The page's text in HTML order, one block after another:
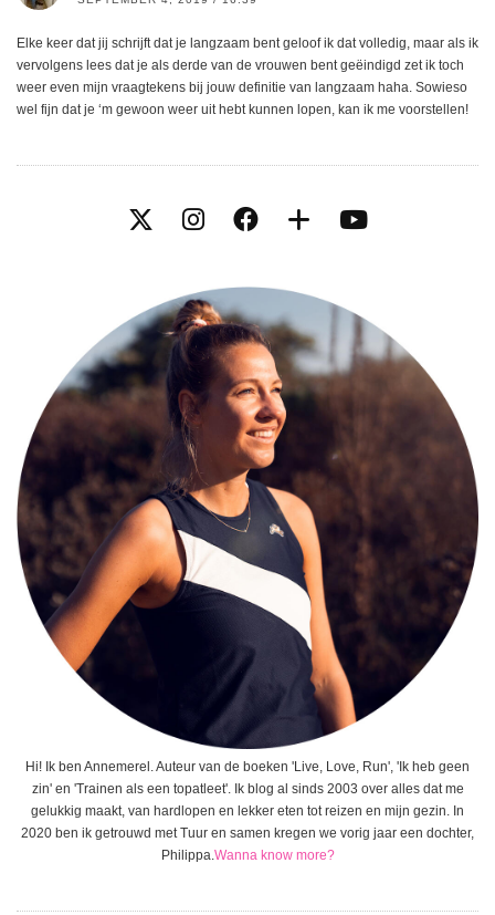
Elke keer dat jij schrijft dat je langzaam bent geloof ik dat volledig, maar als ik
vervolgens lees dat je als derde van de vrouwen bent geëindigd zet ik toch
weer even mijn vraagtekens bij jouw definitie van langzaam haha. Sowieso
wel fijn dat je ‘m gewoon weer uit hebt kunnen lopen, kan ik me voorstellen!
Hi! Ik ben Annemerel. Auteur van de boeken 'Live, Love, Run', 'Ik heb geen
zin' en 'Trainen als een topatleet'. Ik blog al sinds 2003 over alles dat me
gelukkig maakt, van hardlopen en lekker eten tot reizen en mijn gezin. In
2020 ben ik getrouwd met Tuur en samen kregen we vorig jaar een dochter,
Philippa. Wanna know more?